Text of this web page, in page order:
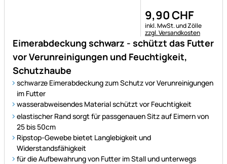
Eimerabdeckung schwarz - schützt das Futter
vor Verunreinigungen und Feuchtigkeit,
Schutzhaube
schwarze Eimerabdeckung zum Schutz vor Verunreinigungen
im Futter
wasserabweisendes Material schützt vor Feuchtigkeit
elastischer Rand sorgt für passgenauen Sitz auf Eimern von
25 bis 50cm
Ripstop-Gewebe bietet Langlebigkeit und
Widerstandsfähigkeit
für die Aufbewahrung von Futter im Stall und unterwegs
9,90CHF
Steuerhinweis:
inkl. MwSt. und Zölle
zzgl. Versandkosten